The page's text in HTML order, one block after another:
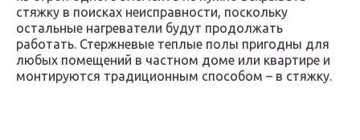
стяжку в поисках неисправности, поскольку
остальные нагреватели будут продолжать
работать. Стержневые теплые полы пригодны для
любых помещений в частном доме или квартире и
монтируются традиционным способом – в стяжку.